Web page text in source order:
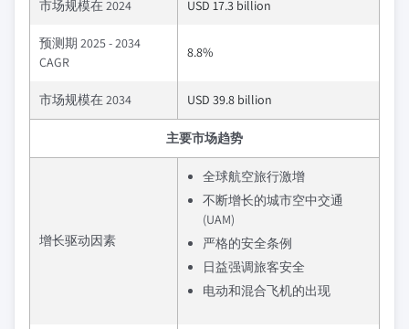
市场规模在 2024 USD 17.3 billion
预测期 2025 - 2034
CAGR
8.8%
市场规模在 2034 USD 39.8 billion
主要市场趋势
增长驱动因素
全球航空旅行激增
不断增长的城市空中交通
(UAM)
严格的安全条例
日益强调旅客安全
电动和混合飞机的出现